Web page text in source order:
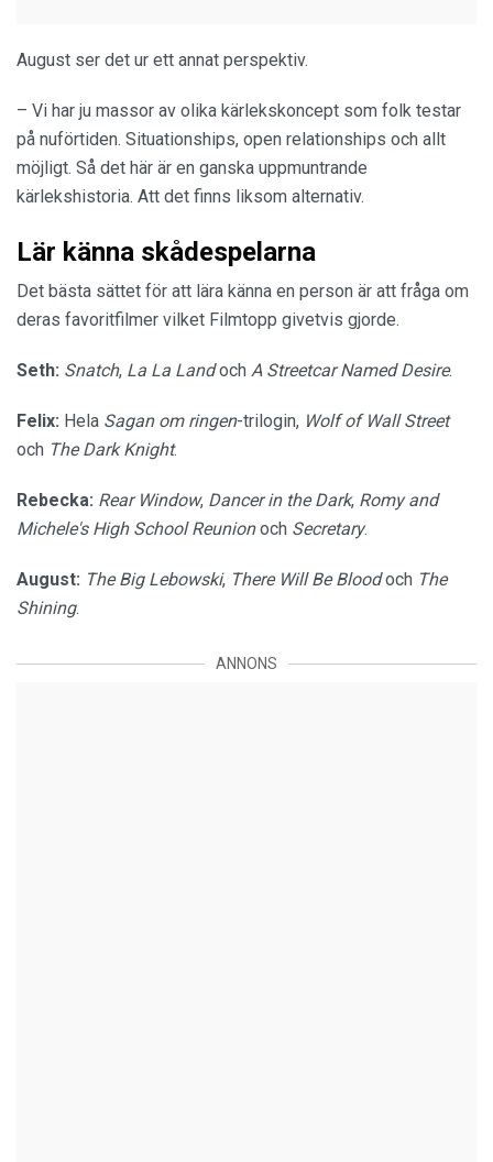
August ser det ur ett annat perspektiv.
– Vi har ju massor av olika kärlekskoncept som folk testar
på nuförtiden. Situationships, open relationships och allt
möjligt. Så det här är en ganska uppmuntrande
kärlekshistoria. Att det finns liksom alternativ.
Lär känna skådespelarna
Det bästa sättet för att lära känna en person är att fråga om
deras favoritfilmer vilket Filmtopp givetvis gjorde.
Seth: Snatch, La La Landoch A Streetcar Named Desire.
Felix: Hela Sagan om ringen-trilogin, Wolf of Wall Street
och The Dark Knight.
Rebecka: Rear Window, Dancer in the Dark, Romy and
Michele's High School Reunionoch Secretary.
August: The Big Lebowski, There Will Be Bloodoch The
Shining.
ANNONS